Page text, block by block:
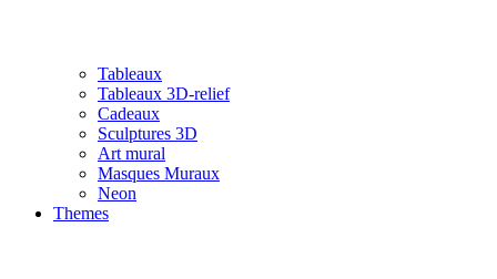
Tableaux
Tableaux 3D-relief
Cadeaux
Sculptures 3D
Art mural
Masques Muraux
Neon
Themes